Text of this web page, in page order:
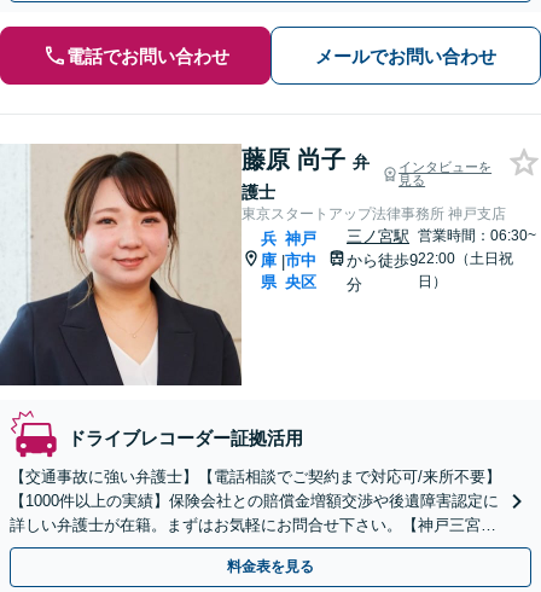
電話でお問い合わせ メールでお問い合わせ
藤原 尚子 弁
護士
インタビューを
見る
東京スタートアップ法律事務所 神戸支店
兵
庫
県
|
神戸
市中
央区
三ノ宮駅
から徒歩9
分
営業時間：06:30~
22:00（土日祝
日）
ドライブレコーダー証拠活用
【交通事故に強い弁護士】【電話相談でご契約まで対応可/来所不要】
【1000件以上の実績】保険会社との賠償金増額交渉や後遺障害認定に
詳しい弁護士が在籍。まずはお気軽にお問合せ下さい。【神戸三宮駅
9分】
料金表を見る